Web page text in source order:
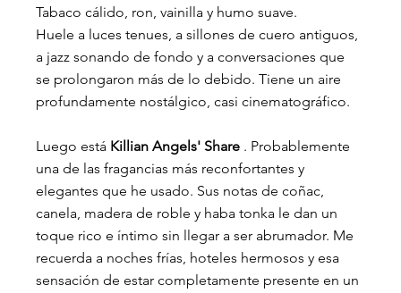
Tabaco cálido, ron, vainilla y humo suave.
Huele a luces tenues, a sillones de cuero antiguos,
a jazz sonando de fondo y a conversaciones que
se prolongaron más de lo debido. Tiene un aire
profundamente nostálgico, casi cinematográfico.
Luego está Killian Angels' Share . Probablemente
una de las fragancias más reconfortantes y
elegantes que he usado. Sus notas de coñac,
canela, madera de roble y haba tonka le dan un
toque rico e íntimo sin llegar a ser abrumador. Me
recuerda a noches frías, hoteles hermosos y esa
sensación de estar completamente presente en un